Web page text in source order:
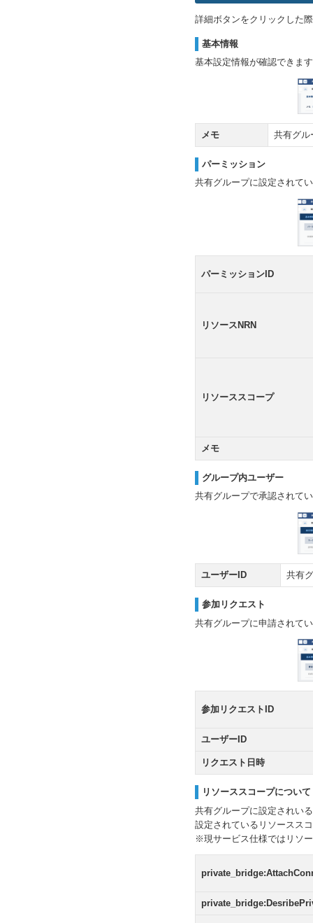
詳細ボタンをクリックした
基本情報
基本設定情報が確認できま
メモ 共有グル
パーミッション
共有グループに設定されて
パーミッションID
リソースNRN
リソーススコープ
メモ
グループ内ユーザー
共有グループで承認されて
ユーザーID 共有
参加リクエスト
共有グループに申請されて
参加リクエストID
ユーザーID
リクエスト日時
リソーススコープについて
共有グループに設定されい
設定されているリソースス
※現サービス仕様ではリソ